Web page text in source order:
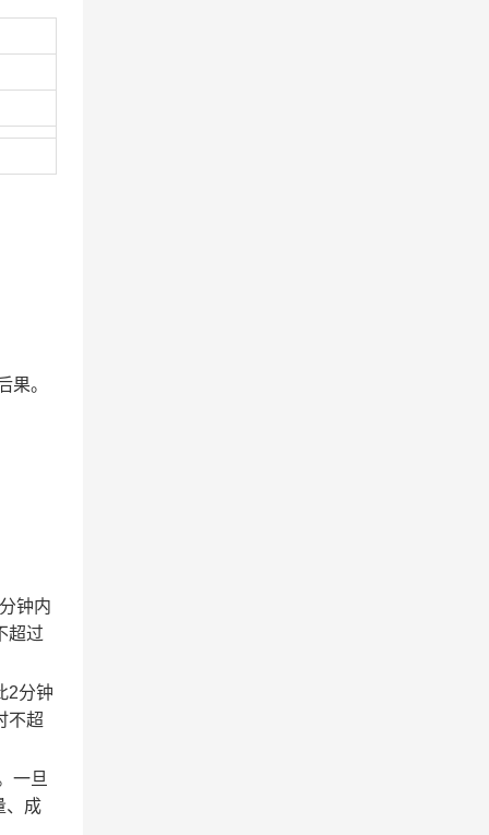
果。
钟内
超过
2分钟
不超
一旦
、成